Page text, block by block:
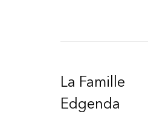
La Famille
Edgenda